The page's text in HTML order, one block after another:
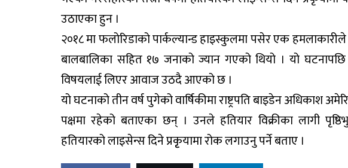
उठाएका हुन ।
२०१८ मा फलोरिडाको पार्कल्यान्ड हाइस्कुलमा पसेर एक
बालबालिका सहित १७ जनाको ज्यान गएको थियो । यो
विषयलाई लिएर आवाज उठदै आएको छ ।
यो घटनाको तीन वर्ष पुगेको वार्षिकीमा राष्ट्रपति बाइडेन अधिकाश
पक्षमा रहेको बताएका छन् । उनले हतियार विक्रीका लागी
हतियारको लाइसेन्स दिने प्रकृृयामा रोक लगाउनु पर्ने बताए ।